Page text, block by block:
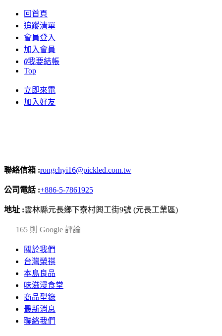
回首頁
追蹤清單
會員登入
加入會員
0我要結帳
Top
立即來電
加入好友
聯絡信箱 :rongchyi16@pickled.com.tw
公司電話 :+886-5-7861925
地址 :雲林縣元長鄉下寮村興工街9號 (元長工業區)
165 則 Google 評論
關於我們
台灣榮祺
本島良品
味滋漫食堂
商品型錄
最新消息
聯絡我們